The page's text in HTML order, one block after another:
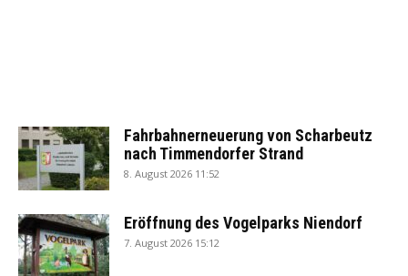
Fahrbahnerneuerung von Scharbeutz
nach Timmendorfer Strand
8. August 2026 11:52
Eröffnung des Vogelparks Niendorf
7. August 2026 15:12